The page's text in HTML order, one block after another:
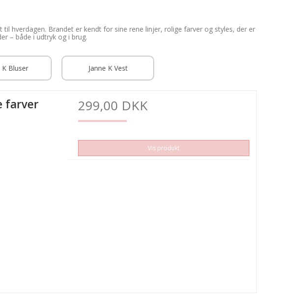
hverdagen. Brandet er kendt for sine rene linjer, rolige farver og styles, der er
– både i udtryk og i brug.
K Bluser Janne K Vest
farver 299,00 DKK
Vis produkt